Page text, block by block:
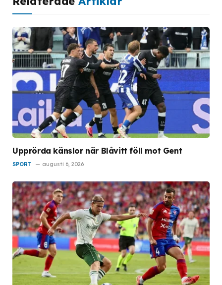
Upprörda känslor när Blåvitt föll mot Gent
SPORT augusti 6, 2026